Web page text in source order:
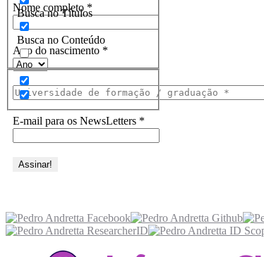
Busca no Títulos
Busca no Conteúdo
Nome completo *
Ano do nascimento *
E-mail para os NewsLetters *